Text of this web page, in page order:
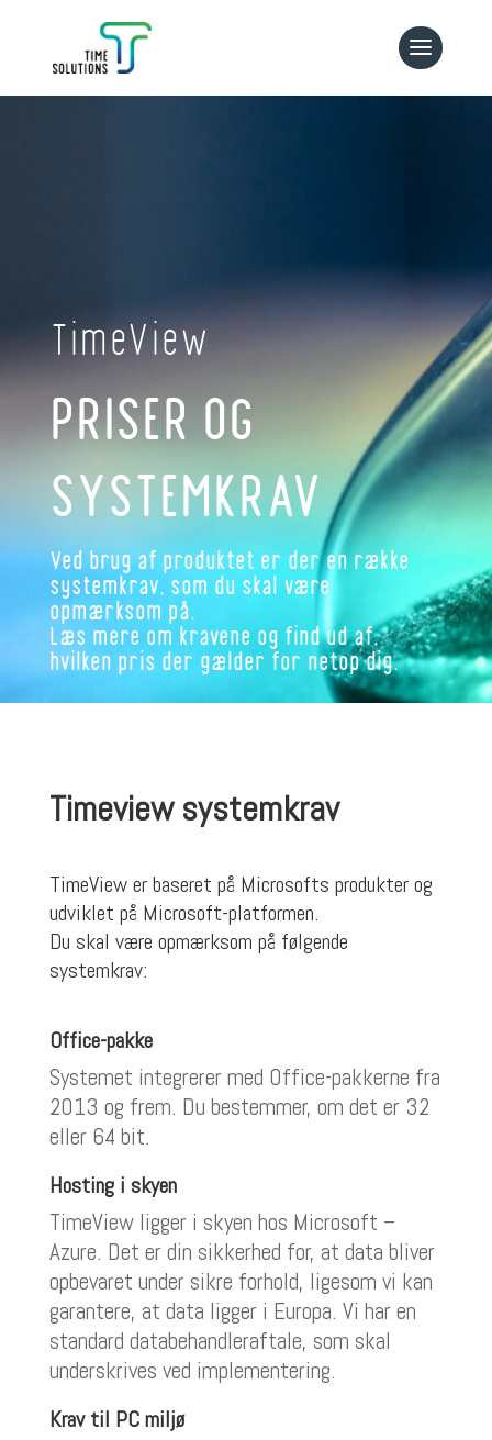
TimeView
PRISER OG
SYSTEMKRAV
Ved brug af produktet er der en række
systemkrav, som du skal være
opmærksom på.
Læs mere om kravene og find ud af,
hvilken pris der gælder for netop dig.
Timeview systemkrav
TimeView er baseret på Microsofts produkter og
udviklet på Microsoft-platformen.
Du skal være opmærksom på følgende
systemkrav:
Office-pakke
Systemet integrerer med Office-pakkerne fra
2013 og frem. Du bestemmer, om det er 32
eller 64 bit.
Hosting i skyen
TimeView ligger i skyen hos Microsoft –
Azure. Det er din sikkerhed for, at data bliver
opbevaret under sikre forhold, ligesom vi kan
garantere, at data ligger i Europa. Vi har en
standard databehandleraftale, som skal
underskrives ved implementering.
Krav til PC miljø